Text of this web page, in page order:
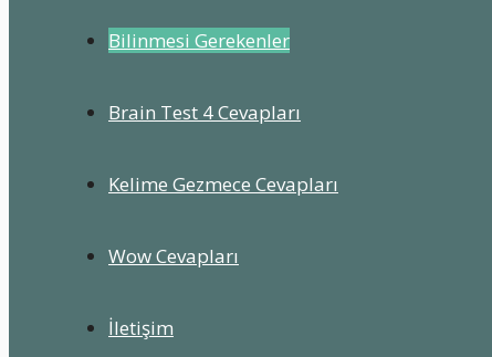
Bilinmesi Gerekenler
Brain Test 4 Cevapları
Kelime Gezmece Cevapları
Wow Cevapları
İletişim